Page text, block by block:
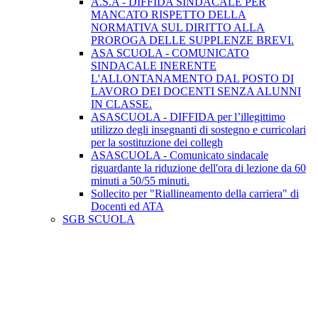
MANCATO RISPETTO DELLA
NORMATIVA SUL DIRITTO ALLA
PROROGA DELLE SUPPLENZE BREVI.
ASA SCUOLA - COMUNICATO
SINDACALE INERENTE
L'ALLONTANAMENTO DAL POSTO DI
LAVORO DEI DOCENTI SENZA ALUNNI
IN CLASSE.
ASASCUOLA - DIFFIDA per l’illegittimo
utilizzo degli insegnanti di sostegno e curricolari
per la sostituzione dei collegh
ASASCUOLA - Comunicato sindacale
riguardante la riduzione dell'ora di lezione da 60
minuti a 50/55 minuti.
Sollecito per "Riallineamento della carriera" di
Docenti ed ATA
SGB SCUOLA